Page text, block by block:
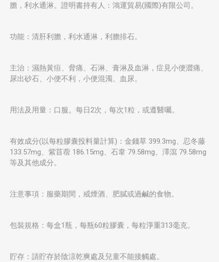
膽，利水通淋。證明書持有人：鴻運貿易(國際)有限公司。
功能：清肝利膽，利水通淋，利膽排石。
主治：濕熱黃疸、脅痛、石淋、膏淋及血淋，症見小便澀痛、
尿出砂石、小便不利，小便混濁、血尿。
用法及用量：口服。每日2次，每次1粒，或遵醫囑。
有效成分(以每粒膠囊投料量計算)：金錢草 399.3mg、忍冬藤
133.57mg、紫苜蓿 186.15mg、石韋 79.58mg、澤瀉 79.58mg
等及其他成分。
注意事項：服藥期間，戒煙酒、肥膩或過鹹的食物。
包裝規格：每盒1瓶，每瓶60粒膠囊，每粒淨重313毫克。
貯存：請貯存於陰涼乾爽處及兒童不能接觸處。